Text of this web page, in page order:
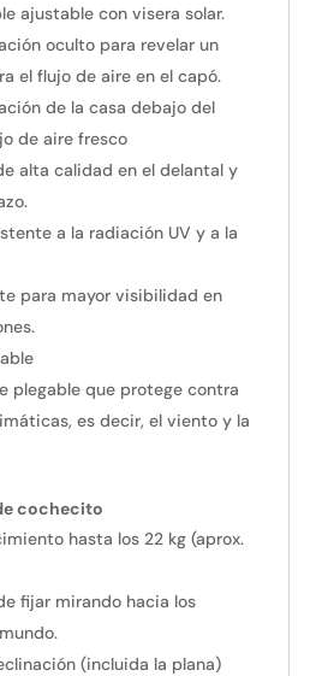
ajustable con visera solar.
oculto para revelar un
el flujo de aire en el capó.
de la casa debajo del
de aire fresco
alta calidad en el delantal y
a la radiación UV y a la
para mayor visibilidad en
plegable que protege contra
es decir, el viento y la
cochecito
hasta los 22 kg (aprox.
fijar mirando hacia los
(incluida la plana)